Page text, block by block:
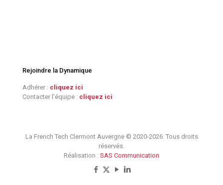
Rejoindre la Dynamique
Adhérer : cliquez ici
Contacter l’équipe : cliquez ici
La French Tech Clermont Auvergne © 2020-2026. Tous droits
réservés.
Réalisation : SAS Communication